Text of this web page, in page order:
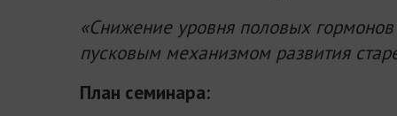
«Снижение уровня половых гормонов
пусковым механизмом развития
План семинара: